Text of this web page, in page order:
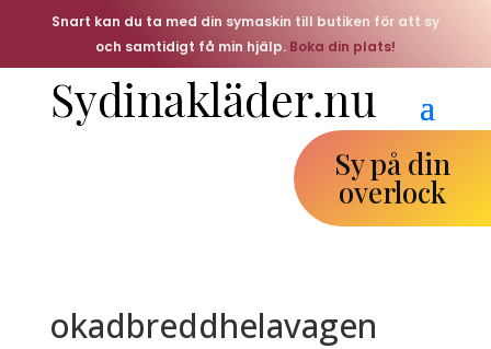
Snart kan du ta med din symaskin till butiken för att sy
och samtidigt få min hjälp. Boka din plats!
Sy på din
overlock
okadbreddhelavagen